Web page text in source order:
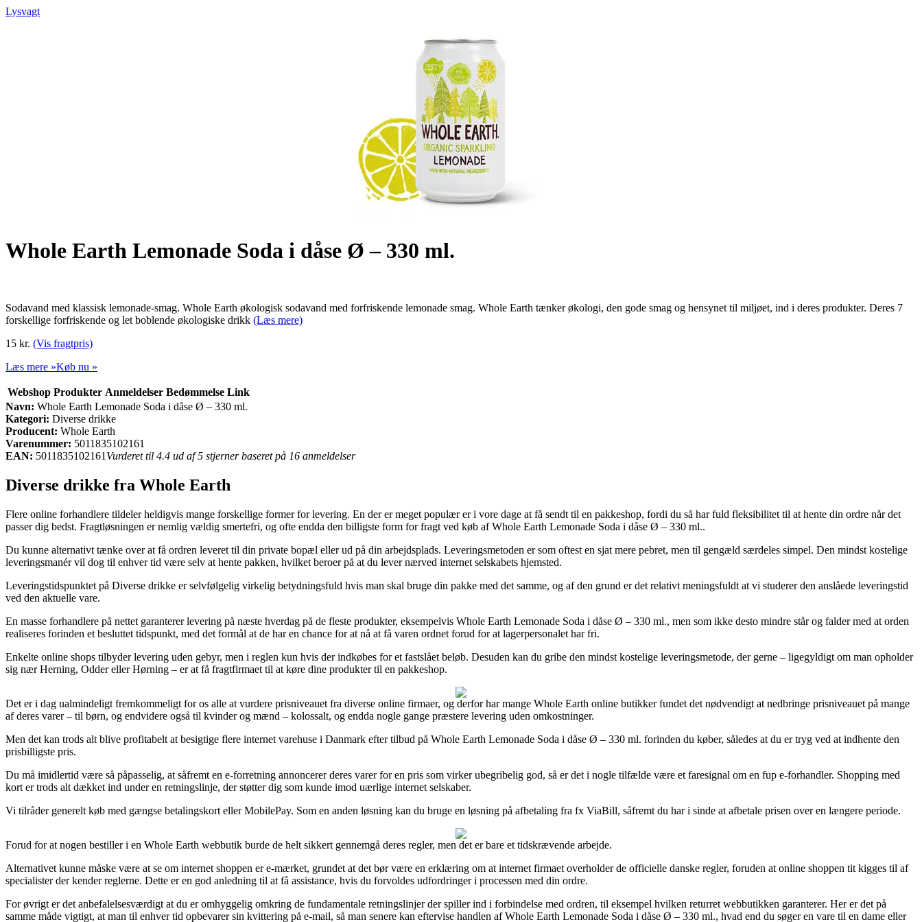
Lysvagt
Whole Earth Lemonade Soda i dåse Ø – 330 ml.
Sodavand med klassisk lemonade-smag. Whole Earth økologisk sodavand med forfriskende lemonade smag. Whole Earth tænker økologi, den gode smag og hensynet til miljøet, ind i deres produkter. Deres 7
forskellige forfriskende og let boblende økologiske drikk (Læs mere)
15 kr. (Vis fragtpris)
Læs mere »Køb nu »
Webshop Produkter Anmeldelser Bedømmelse Link
Navn: Whole Earth Lemonade Soda i dåse Ø – 330 ml.
Kategori: Diverse drikke
Producent: Whole Earth
Varenummer: 5011835102161
EAN: 5011835102161 Vurderet til 4.4 ud af 5 stjerner baseret på 16 anmeldelser
Diverse drikke fra Whole Earth
Flere online forhandlere tildeler heldigvis mange forskellige former for levering. En der er meget populær er i vore dage at få sendt til en pakkeshop, fordi du så har fuld fleksibilitet til at hente din ordre når det
passer dig bedst. Fragtløsningen er nemlig vældig smertefri, og ofte endda den billigste form for fragt ved køb af Whole Earth Lemonade Soda i dåse Ø – 330 ml..
Du kunne alternativt tænke over at få ordren leveret til din private bopæl eller ud på din arbejdsplads. Leveringsmetoden er som oftest en sjat mere pebret, men til gengæld særdeles simpel. Den mindst kostelige
leveringsmanér vil dog til enhver tid være selv at hente pakken, hvilket beroer på at du lever nærved internet selskabets hjemsted.
Leveringstidspunktet på Diverse drikke er selvfølgelig virkelig betydningsfuld hvis man skal bruge din pakke med det samme, og af den grund er det relativt meningsfuldt at vi studerer den anslåede leveringstid
ved den aktuelle vare.
En masse forhandlere på nettet garanterer levering på næste hverdag på de fleste produkter, eksempelvis Whole Earth Lemonade Soda i dåse Ø – 330 ml., men som ikke desto mindre står og falder med at orden
realiseres forinden et besluttet tidspunkt, med det formål at de har en chance for at nå at få varen ordnet forud for at lagerpersonalet har fri.
Enkelte online shops tilbyder levering uden gebyr, men i reglen kun hvis der indkøbes for et fastslået beløb. Desuden kan du gribe den mindst kostelige leveringsmetode, der gerne – ligegyldigt om man opholder
sig nær Herning, Odder eller Hørning – er at få fragtfirmaet til at køre dine produkter til en pakkeshop.
Det er i dag ualmindeligt fremkommeligt for os alle at vurdere prisniveauet fra diverse online firmaer, og derfor har mange Whole Earth online butikker fundet det nødvendigt at nedbringe prisniveauet på mange
af deres varer – til børn, og endvidere også til kvinder og mænd – kolossalt, og endda nogle gange præstere levering uden omkostninger.
Men det kan trods alt blive profitabelt at besigtige flere internet varehuse i Danmark efter tilbud på Whole Earth Lemonade Soda i dåse Ø – 330 ml. forinden du køber, således at du er tryg ved at indhente den
prisbilligste pris.
Du må imidlertid være så påpasselig, at såfremt en e-forretning annoncerer deres varer for en pris som virker ubegribelig god, så er det i nogle tilfælde være et faresignal om en fup e-forhandler. Shopping med
kort er trods alt dækket ind under en retningslinje, der støtter dig som kunde imod uærlige internet selskaber.
Vi tilråder generelt køb med gængse betalingskort eller MobilePay. Som en anden løsning kan du bruge en løsning på afbetaling fra fx ViaBill, såfremt du har i sinde at afbetale prisen over en længere periode.
Forud for at nogen bestiller i en Whole Earth webbutik burde de helt sikkert gennemgå deres regler, men det er bare et tidskrævende arbejde.
Alternativet kunne måske være at se om internet shoppen er e-mærket, grundet at det bør være en erklæring om at internet firmaet overholder de officielle danske regler, foruden at online shoppen tit kigges til af
specialister der kender reglerne. Dette er en god anledning til at få assistance, hvis du forvoldes udfordringer i processen med din ordre.
For øvrigt er det anbefalelsesværdigt at du er omhyggelig omkring de fundamentale retningslinjer der spiller ind i forbindelse med ordren, til eksempel hvilken returret webbutikken garanterer. Her er det på
samme måde vigtigt, at man til enhver tid opbevarer sin kvittering på e-mail, så man senere kan eftervise handlen af Whole Earth Lemonade Soda i dåse Ø – 330 ml., hvad end du søger en vare til en dame eller